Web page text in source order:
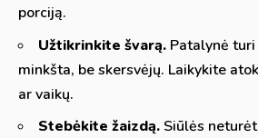
porciją.
Užtikrinkite švarą. Patalynė
minkšta, be skersvėjų. Laikykite
ar vaikų.
Stebėkite žaizdą. Siūlės